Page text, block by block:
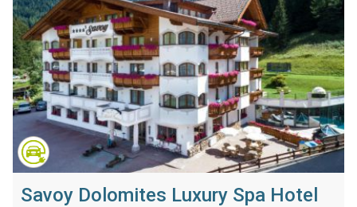
Savoy Dolomites Luxury Spa Hotel